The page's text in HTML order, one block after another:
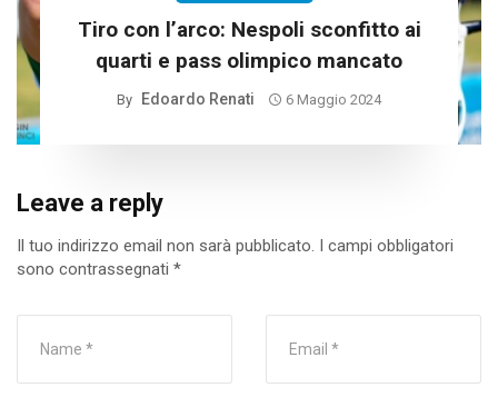
Tiro con l’arco: Nespoli sconfitto ai
quarti e pass olimpico mancato
By Edoardo Renati 6 Maggio 2024
Leave a reply
Il tuo indirizzo email non sarà pubblicato. I campi obbligatori
sono contrassegnati *